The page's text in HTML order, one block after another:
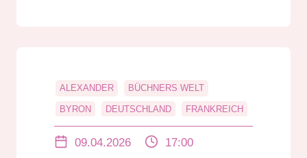
ALEXANDER BÜCHNERS WELT
BYRON DEUTSCHLAND FRANKREICH
HOCHVERRATS
09.04.2026 17:00